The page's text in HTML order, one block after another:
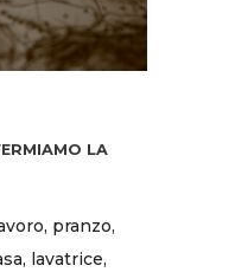
LA
pranzo,
lavatrice,